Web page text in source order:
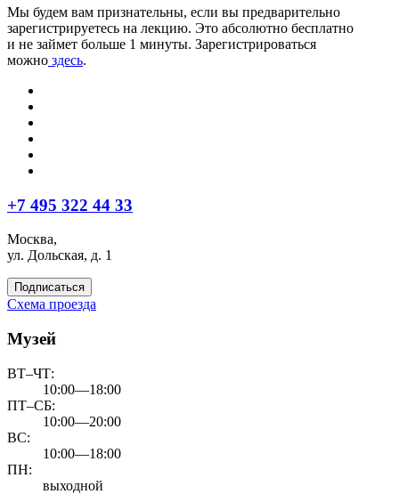
Мы будем вам признательны, если вы предварительно
зарегистрируетесь на лекцию. Это абсолютно бесплатно
и не займет больше 1 минуты. Зарегистрироваться
можно здесь.
+7 495 322 44 33
Москва,
ул. Дольская, д. 1
Подписаться
Схема проезда
Музей
ВТ–ЧТ:
10:00—18:00
ПТ–СБ:
10:00—20:00
ВС:
10:00—18:00
ПН:
выходной